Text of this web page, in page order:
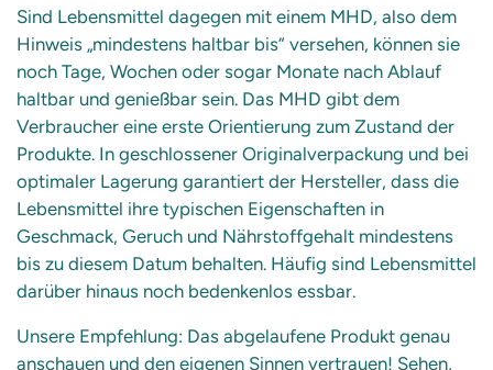
Sind Lebensmittel dagegen mit einem MHD, also dem
Hinweis „mindestens haltbar bis“ versehen, können sie
noch Tage, Wochen oder sogar Monate nach Ablauf
haltbar und genießbar sein. Das MHD gibt dem
Verbraucher eine erste Orientierung zum Zustand der
Produkte. In geschlossener Originalverpackung und bei
optimaler Lagerung garantiert der Hersteller, dass die
Lebensmittel ihre typischen Eigenschaften in
Geschmack, Geruch und Nährstoffgehalt mindestens
bis zu diesem Datum behalten. Häufig sind Lebensmittel
darüber hinaus noch bedenkenlos essbar.
Unsere Empfehlung: Das abgelaufene Produkt genau
anschauen und den eigenen Sinnen vertrauen! Sehen,